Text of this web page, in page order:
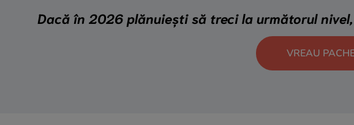
Dacă în 2026 plănuiești să treci la următorul
VREAU